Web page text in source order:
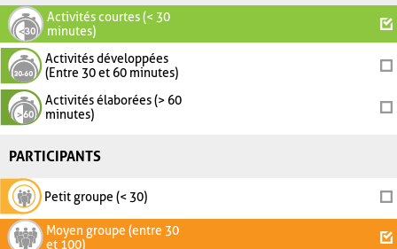
Activités courtes (< 30
minutes)
Activités développées
(Entre 30 et 60 minutes)
Activités élaborées (> 60
minutes)
PARTICIPANTS
Petit groupe (< 30)
Moyen groupe (entre 30
et 100)